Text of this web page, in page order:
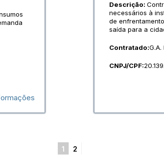
Descrição:
necessários à
de
saída para a
Contratado:G.A.
CNPJ/CPF:
1 2